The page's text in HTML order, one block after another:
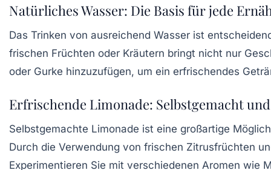
Natürliches Wasser: Die Basis für jede
Das Trinken von ausreichend Wasser ist
frischen Früchten oder Kräutern bringt nicht nur
oder Gurke hinzuzufügen, um ein erfrischendes
Erfrischende Limonade: Selbstgemacht
Selbstgemachte Limonade ist eine großartige
Durch die Verwendung von frischen Zitrusfrüchten
Experimentieren Sie mit verschiedenen Aromen wie